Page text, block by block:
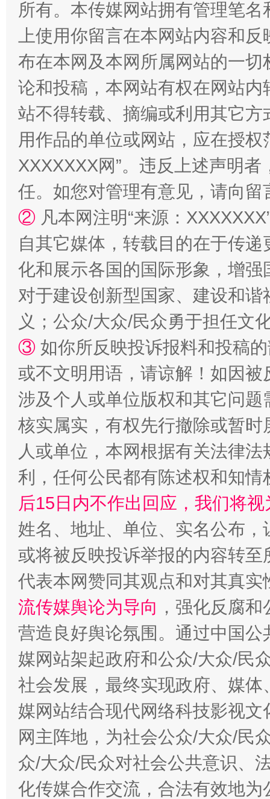
镜头丨大暑三秋近 山西：
如何以同查同治破解风腐交织难题 养老服
一颗心始终滚烫 还
完善运行机制助力责任有效落实
法徽映军营 权益有保障
所有。本传媒网站拥有管理笔
上使用你留言在本网站内容和
布在本网及本网所属网站的一
论和投稿，本网站有权在网站
站不得转载、摘编或利用其它
用作品的单位或网站，应在授
XXXXXXX网”。违反上述声明
任。如您对管理有意见，请向
② 凡本网注明“来源：
自其它媒体，转载目的在于传
化和展示各国的国际形象，增
对于建设创新型国家、建设和
义；公众/大众/民众勇于担任文
③ 如你所反映投诉报料和投稿
或不文明用语，请谅解！如因
涉及个人或单位版权和其它问题
核实属实，有权先行撤除或暂
人或单位，本网根据有关法律
利，任何公民都有陈述权和知情
后15日内不作出回应，我们将
姓名、地址、单位、实名公布
或将被反映投诉举报的内容转
代表本网赞同其观点和对其真实
流传媒舆论为导向 ，强化反腐
营造良好舆论氛围。通过中国
媒网站架起政府和公众/大众/民
社会发展，最终实现政府、媒
媒网站结合现代网络科技影视
网主阵地，为社会公众/大众/民
众/大众/民众对社会公共意识、
化传媒合作交流，合法有效地